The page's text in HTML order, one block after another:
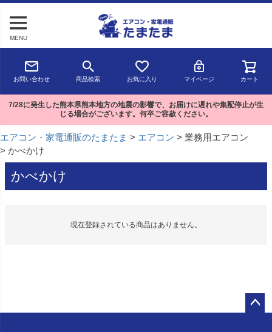
MENU
お問い合わせ 商品検索 お気に入り マイページ カート
7/28に発生した熊本県熊本地方の地震の影響で、お届けに遅れや集配停止が生
じる場合がございます。何卒ご容赦ください。
エアコン・家電通販のたまたま エアコン
業務用エアコン
かべかけ
かべかけ
現在登録されている商品はありません。